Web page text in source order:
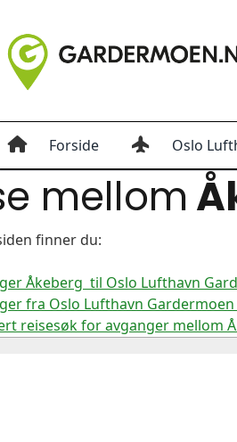
Forside Oslo
mellom
finner du:
Åkeberg til Oslo Lufthavn
fra Oslo Lufthavn
reisesøk for avganger mellom